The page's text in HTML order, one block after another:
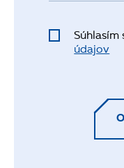
Súhlasím
údajov